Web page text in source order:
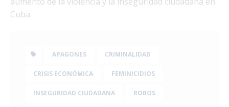
Cuba.
APAGONES CRIMINALIDAD
CRISIS ECONÓMICA FEMINICIDIOS
INSEGURIDAD CIUDADANA ROBOS